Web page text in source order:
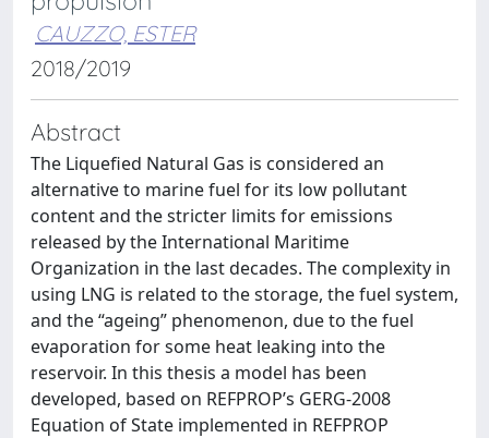
CAUZZO, ESTER
2018/2019
Abstract
The Liquefied Natural Gas is considered an
alternative to marine fuel for its low pollutant
content and the stricter limits for emissions
released by the International Maritime
Organization in the last decades. The complexity in
using LNG is related to the storage, the fuel system,
and the “ageing” phenomenon, due to the fuel
evaporation for some heat leaking into the
reservoir. In this thesis a model has been
developed, based on REFPROP’s GERG-2008
Equation of State implemented in REFPROP